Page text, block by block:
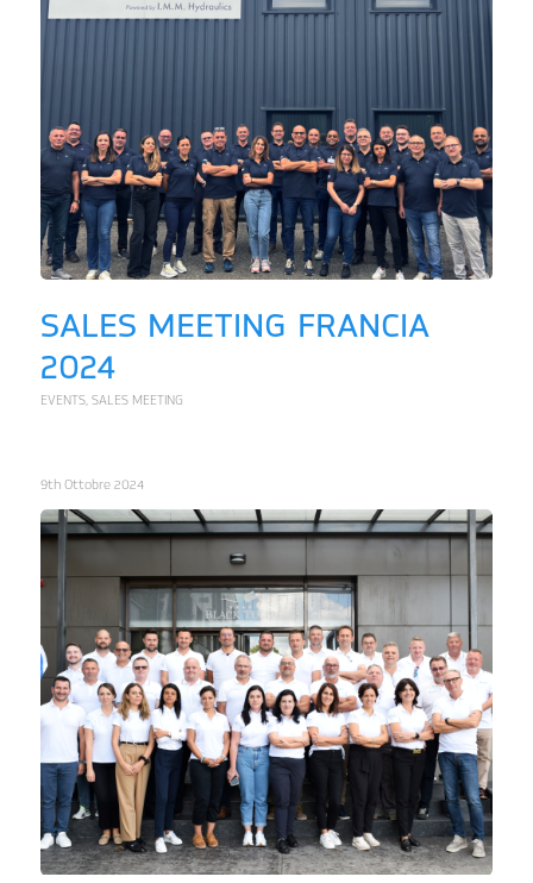
SALES MEETING FRANCIA
2024
EVENTS, SALES MEETING
9th Ottobre 2024